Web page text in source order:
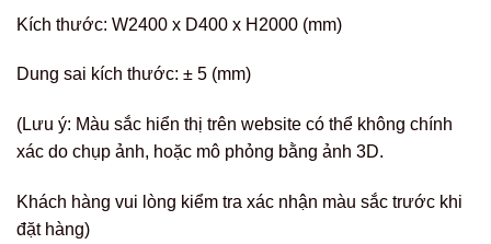
Kích thước: W2400 x D400 x H2000 (mm)
Dung sai kích thước: ± 5 (mm)
(Lưu ý: Màu sắc hiển thị trên website có thể không chính
xác do chụp ảnh, hoặc mô phỏng bằng ảnh 3D.
Khách hàng vui lòng kiểm tra xác nhận màu sắc trước khi
đặt hàng)